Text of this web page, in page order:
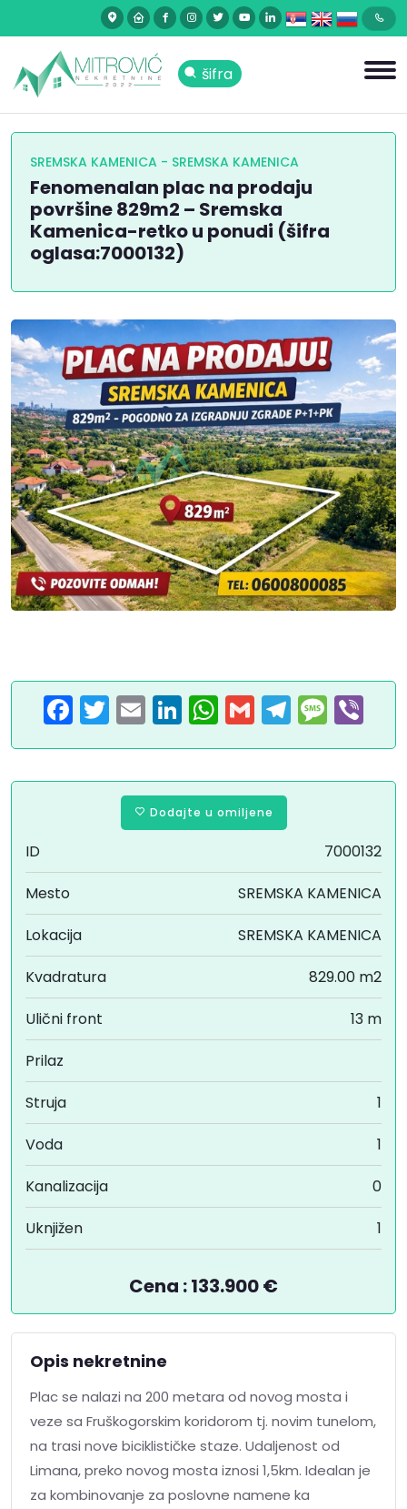
šifra
SREMSKA KAMENICA - SREMSKA KAMENICA
Fenomenalan plac na prodaju
površine 829m2 – Sremska
Kamenica-retko u ponudi (šifra
oglasa:7000132)
Facebook
TwitterEmail LinkedInWhatsApp
Gmail Telegram
Message
Dodajte u omiljene
ID
7000132
Mesto
SREMSKA KAMENICA
Lokacija
SREMSKA KAMENICA
Kvadratura
829.00 m2
Ulični front
13 m
Prilaz
Struja
1
Voda
1
Kanalizacija
0
Uknjižen
1
Cena : 133.900 €
Opis nekretnine
Plac se nalazi na 200 metara od novog mosta i
veze sa Fruškogorskim koridorom tj. novim tunelom,
na trasi nove biciklističke staze. Udaljenost od
Limana, preko novog mosta iznosi 1,5km. Idealan je
za kombinovanje za poslovne namene ka